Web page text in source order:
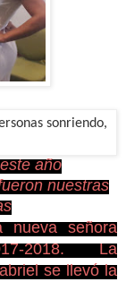
año
nuestras
señora
2018. La
se llevó la